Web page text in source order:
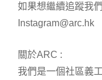
如果想繼續追蹤我
Instagram@arc.hk
關於ARC :
我們是一個社區義